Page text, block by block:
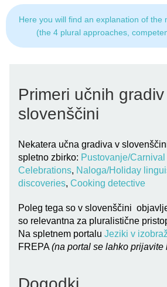
Here you will find an explanation of the
(the 4 plural approaches,
Primeri učnih
slovenščini
Nekatera učna gradiva v
spletno zbirko: Pustovanje/Carnival
Celebrations, Naloga/Holiday
discoveries, Cooking detective
Poleg tega so v slovenščini
so relevantna za pluralistične
Na spletnem portalu Jeziki v
FREPA(na portal se lahko prijavite